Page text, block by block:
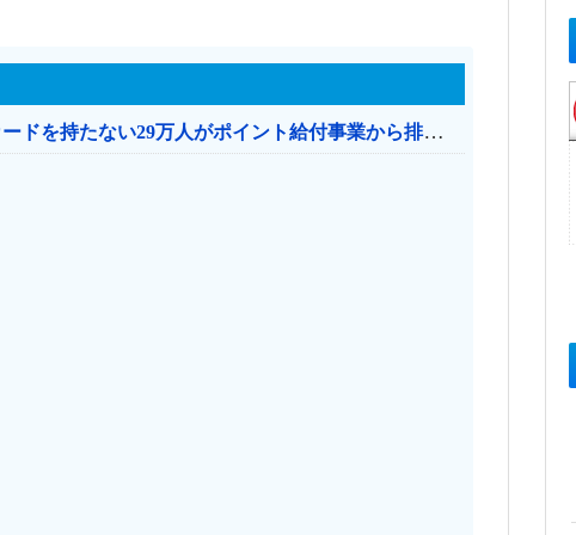
共産党「これは酷い…京都市でマイナンバーカードを持たない29万人がポイント給付事業から排除された」